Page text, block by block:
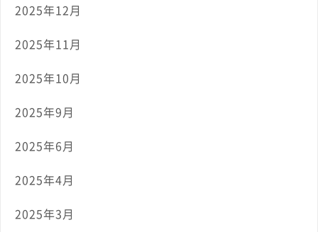
2025年12月
2025年11月
2025年10月
2025年9月
2025年6月
2025年4月
2025年3月